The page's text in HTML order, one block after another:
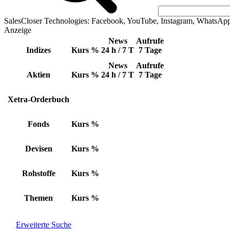
SalesCloser Technologies: Facebook, YouTube, Instagram,
Anzeige
Indizes Kurs %
News
24 h / 7 T
Aufrufe
7 Tage
Aktien Kurs %
News
24 h / 7 T
Aufrufe
7 Tage
Xetra-Orderbuch
Fonds Kurs %
Devisen Kurs %
Rohstoffe Kurs %
Themen Kurs %
Erweiterte Suche